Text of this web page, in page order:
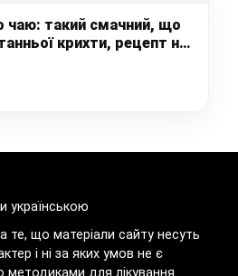
чаю: такий смачний, що
крихти, рецепт не
улюблений
українською
те, що матеріали сайту несуть
і ні за яких умов не є
для лікування.